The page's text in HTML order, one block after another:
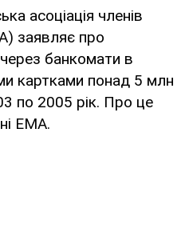
асоціація членів
заявляє про
банкомати в
картками понад 5 млн
по 2005 рік. Про це
ЕМА.